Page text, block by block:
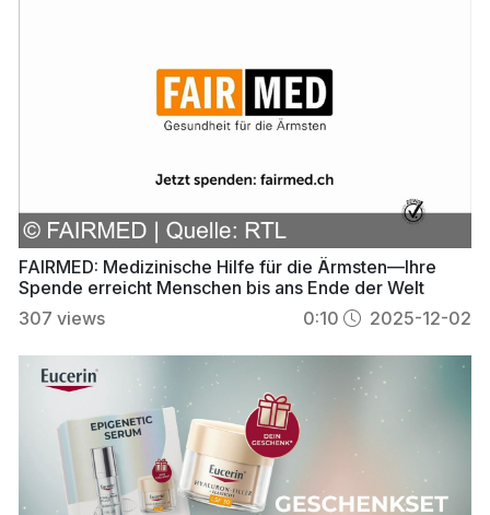
FAIRMED: Medizinische Hilfe für die Ärmsten—Ihre
Spende erreicht Menschen bis ans Ende der Welt
307 views 0:10 2025-12-02